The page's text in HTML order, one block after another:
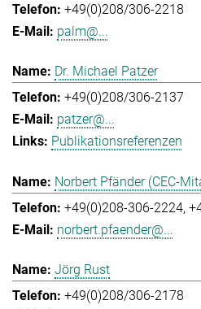
+49(0)208/306-2218
palm@...
Dr. Michael Patzer
+49(0)208/306-2137
patzer@...
Publikationsreferenzen
Norbert Pfänder (CEC-
+49(0)208-306-2224
norbert.pfaender@...
Jörg Rust
+49(0)208/306-2178